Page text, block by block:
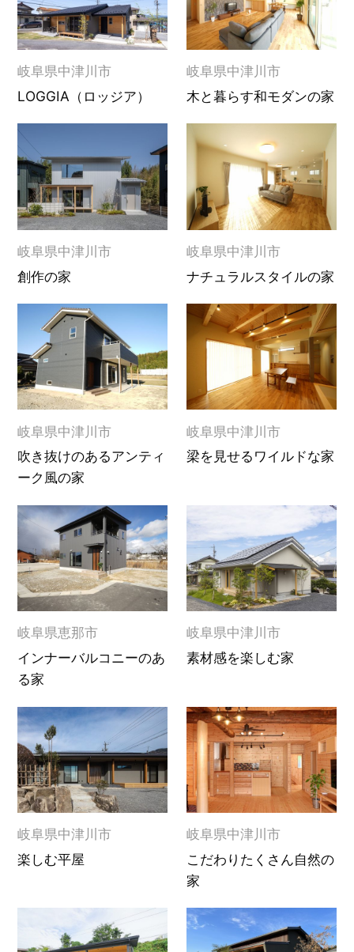
岐阜県中津川市
LOGGIA（ロッジア）
岐阜県中津川市
木と暮らす和モダンの家
岐阜県中津川市
創作の家
岐阜県中津川市
ナチュラルスタイルの家
岐阜県中津川市
吹き抜けのあるアンティ
ーク風の家
岐阜県中津川市
梁を見せるワイルドな家
岐阜県恵那市
インナーバルコニーのあ
る家
岐阜県中津川市
素材感を楽しむ家
岐阜県中津川市
楽しむ平屋
岐阜県中津川市
こだわりたくさん自然の
家